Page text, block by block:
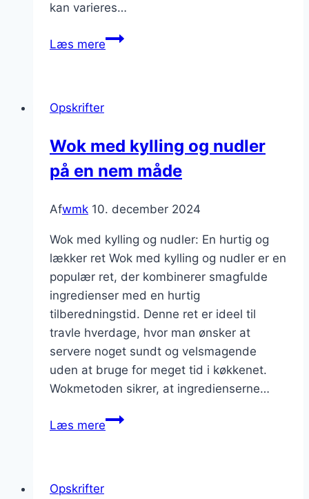
kan varieres…
Læs mereWok
friske
smagsnuancer
Opskrifter
Wok med kylling og nudler
på en nem måde
Afwmk 10. december 2024
Wok med kylling og nudler: En hurtig og
lækker ret Wok med kylling og nudler er en
populær ret, der kombinerer smagfulde
ingredienser med en hurtig
tilberedningstid. Denne ret er ideel til
travle hverdage, hvor man ønsker at
servere noget sundt og velsmagende
uden at bruge for meget tid i køkkenet.
Wokmetoden sikrer, at ingredienserne…
Læs mereWok
Opskrifter